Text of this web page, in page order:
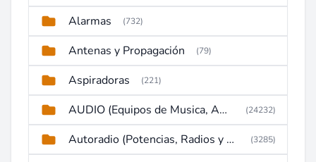
Alarmas (732)
Antenas y Propagación (79)
Aspiradoras (221)
AUDIO (Equipos de Musica, Amplificadores, Reproductores, Etc) (24232)
Autoradio (Potencias, Radios y DVD) (3285)